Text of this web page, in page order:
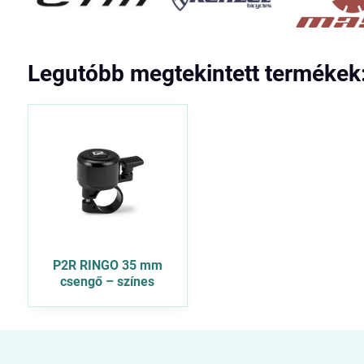
Legutóbb megtekintett
P2R RINGO 35 mm
csengő – színes